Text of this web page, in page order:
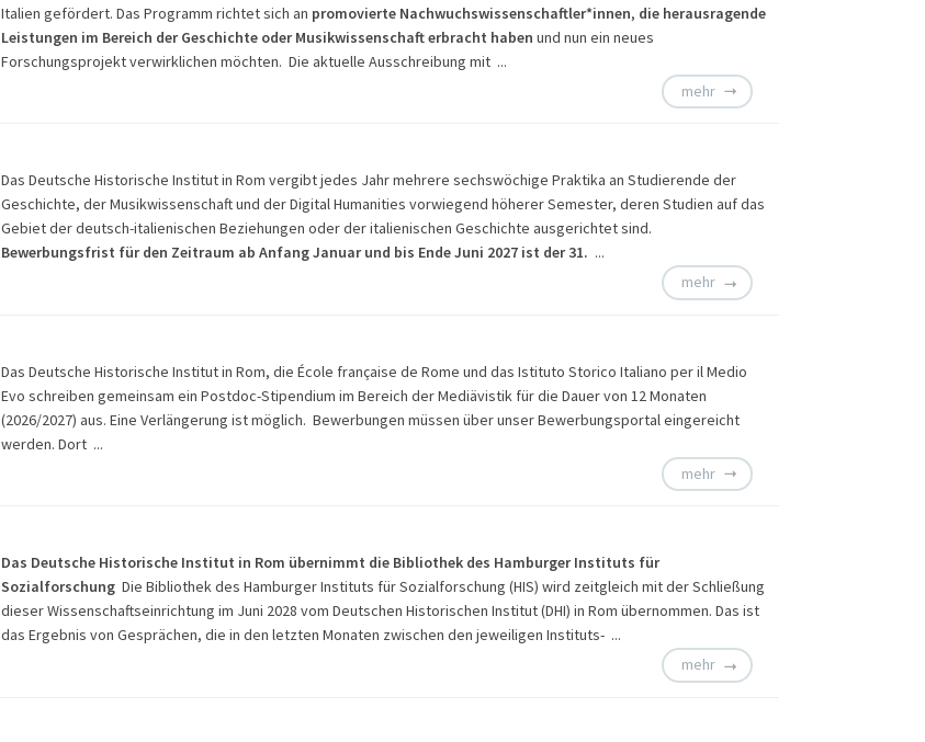
Italien gefördert. Das Programm richtet sich an promovierte Nachwuchswissenschaftler*innen, die herausragende
Leistungen im Bereich der Geschichte oder Musikwissenschaft erbracht haben und nun ein neues
Forschungsprojekt verwirklichen möchten. Die aktuelle Ausschreibung mit ...
mehr
Das Deutsche Historische Institut in Rom vergibt jedes Jahr mehrere sechswöchige Praktika an Studierende der
Geschichte, der Musikwissenschaft und der Digital Humanities vorwiegend höherer Semester, deren Studien auf das
Gebiet der deutsch-italienischen Beziehungen oder der italienischen Geschichte ausgerichtet sind.
Bewerbungsfrist für den Zeitraum ab Anfang Januar und bis Ende Juni 2027 ist der31. ...
mehr
Das Deutsche Historische Institut in Rom, die École française de Rome und das Istituto Storico Italiano per il Medio
Evo schreiben gemeinsam ein Postdoc-Stipendium im Bereich der Mediävistik für die Dauer von 12 Monaten
(2026/2027) aus. Eine Verlängerung ist möglich. Bewerbungen müssen über unserBewerbungsportal eingereicht
werden. Dort ...
mehr
Das Deutsche Historische Institut in Rom übernimmt die Bibliothek des Hamburger Instituts für
Sozialforschung Die Bibliothek des Hamburger Instituts für Sozialforschung (HIS) wird zeitgleich mit der Schließung
dieser Wissenschaftseinrichtung im Juni 2028 vom Deutschen Historischen Institut (DHI) in Rom übernommen. Das ist
das Ergebnis von Gesprächen, die in den letzten Monaten zwischen den jeweiligen Instituts- ...
mehr